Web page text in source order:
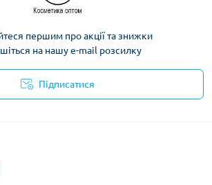
першим про акції та знижки
на нашу e-mail розсилку
Підписатися